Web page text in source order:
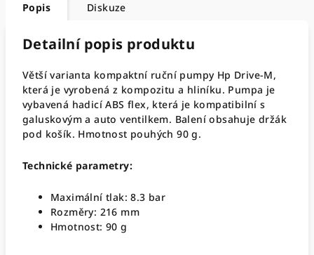
Popis Diskuze
Detailní popis produktu
Větší varianta kompaktní ruční pumpy Hp Drive-M,
která je vyrobená z kompozitu a hliníku. Pumpa je
vybavená hadicí ABS flex, která je kompatibilní s
galuskovým a auto ventilkem. Balení obsahuje držák
pod košík. Hmotnost pouhých 90 g.
Technické parametry:
Maximální tlak: 8.3 bar
Rozměry: 216 mm
Hmotnost: 90 g